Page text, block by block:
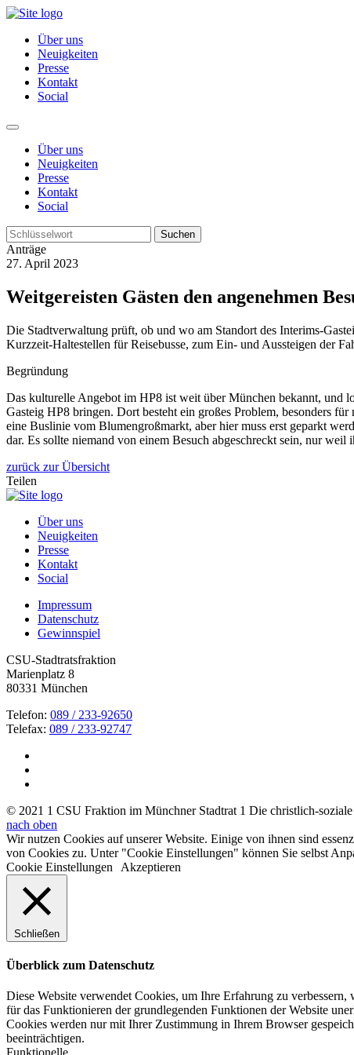
Über uns
Neuigkeiten
Presse
Kontakt
Social
Über uns
Neuigkeiten
Presse
Kontakt
Social
Suchen
Anträge
27. April 2023
Weitgereisten Gästen den angenehmen
Die Stadtverwaltung prüft, ob und wo am Standort des Interims-
Kurzzeit-Haltestellen für Reisebusse, zum Ein- und Aussteigen der
Begründung
Das kulturelle Angebot im HP8 ist weit über München bekannt, und
Gasteig HP8 bringen. Dort besteht ein großes Problem, besonders
eine Buslinie vom Blumengroßmarkt, aber hier muss erst geparkt
dar. Es sollte niemand von einem Besuch abgeschreckt sein, nur
zurück zur Übersicht
Teilen
Über uns
Neuigkeiten
Presse
Kontakt
Social
Impressum
Datenschutz
Gewinnspiel
CSU-Stadtratsfraktion
Marienplatz 8
80331 München
Telefon: 089 / 233-92650
Telefax: 089 / 233-92747
© 2021 1 CSU Fraktion im Münchner Stadtrat 1 Die christlich-
nach oben
Wir nutzen Cookies auf unserer Website. Einige von ihnen sind
von Cookies zu. Unter "Cookie Einstellungen" können Sie selbst
Cookie Einstellungen
Akzeptieren
Schließen
Überblick zum Datenschutz
Diese Website verwendet Cookies, um Ihre Erfahrung zu
für das Funktionieren der grundlegenden Funktionen der Website
Cookies werden nur mit Ihrer Zustimmung in Ihrem Browser
beeinträchtigen.